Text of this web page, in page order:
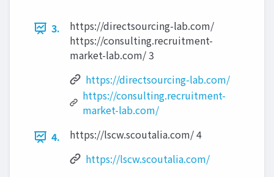
3.
https://directsourcing-lab.com/
https://consulting.recruitment-
market-lab.com/ 3
https://directsourcing-lab.com/
https://consulting.recruitment-
market-lab.com/
4.
https://lscw.scoutalia.com/ 4
https://lscw.scoutalia.com/